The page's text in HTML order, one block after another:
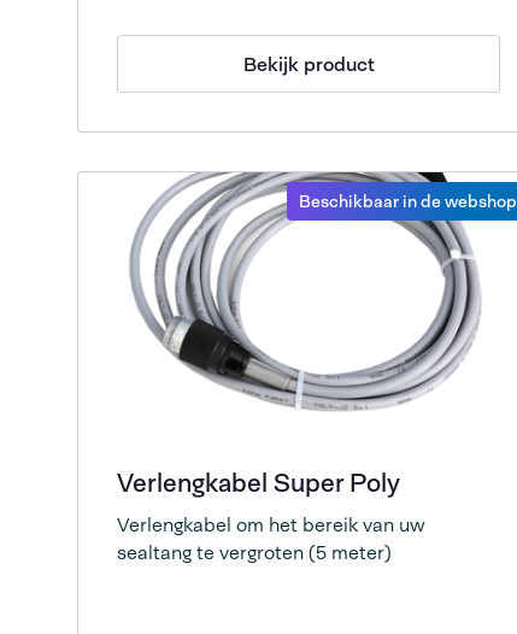
Bekijk product
Beschikbaar in de webshop
Verlengkabel Super Poly
Verlengkabel om het bereik van uw
sealtang te vergroten (5 meter)